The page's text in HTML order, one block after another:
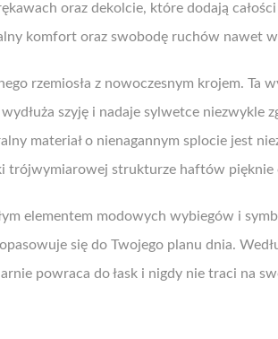
oraz dekolcie, które dodają
komfort oraz swobodę ruchów nawet
rzemiosła z nowoczesnym krojem. Ta
szyję i nadaje sylwetce niezwykle
materiał o nienagannym splocie jest
strukturze haftów pięknie
elementem modowych wybiegów i
się do Twojego planu dnia.
powraca do łask i nigdy nie traci na